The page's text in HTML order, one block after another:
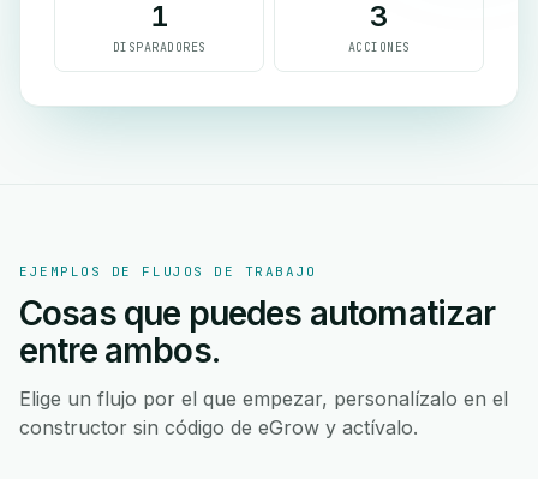
1
DISPARADORES
3
ACCIONES
EJEMPLOS DE FLUJOS DE TRABAJO
Cosas que puedes automatizar
entre ambos.
Elige un flujo por el que empezar, personalízalo en el
constructor sin código de eGrow y actívalo.